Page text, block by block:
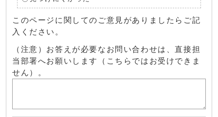
このページに関してのご意見がありましたらご記
入ください。
（注意）お答えが必要なお問い合わせは、直接担
当部署へお願いします（こちらではお受けできま
せん）。